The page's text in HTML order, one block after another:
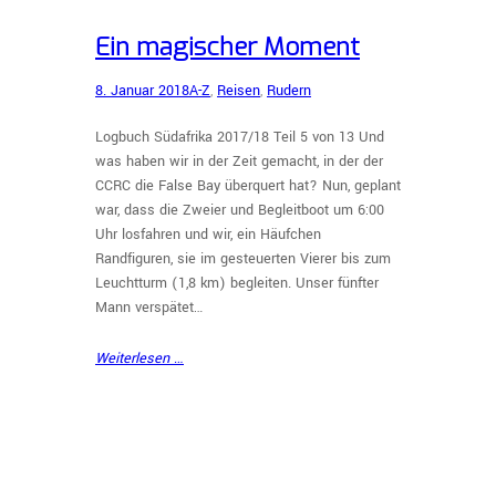
Ein magischer Moment
8. Januar 2018A-Z, Reisen, Rudern
Logbuch Südafrika 2017/18 Teil 5 von 13 Und
was haben wir in der Zeit gemacht, in der der
CCRC die False Bay überquert hat? Nun, geplant
war, dass die Zweier und Begleitboot um 6:00
Uhr losfahren und wir, ein Häufchen
Randfiguren, sie im gesteuerten Vierer bis zum
Leuchtturm (1,8 km) begleiten. Unser fünfter
Mann verspätet…
Weiterlesen …